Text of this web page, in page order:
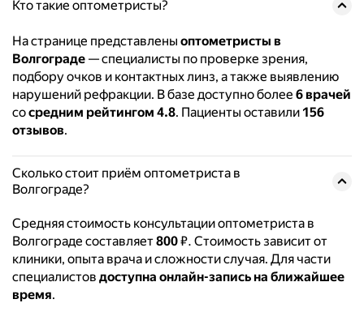
Кто такие оптометристы?
На странице представлены оптометристы в
Волгограде — специалисты по проверке зрения,
подбору очков и контактных линз, а также выявлению
нарушений рефракции. В базе доступно более 6 врачей
сосредним рейтингом 4.8. Пациенты оставили 156
отзывов.
Сколько стоит приём оптометриста в
Волгограде?
Средняя стоимость консультации оптометриста в
Волгограде составляет800₽. Стоимость зависит от
клиники, опыта врача и сложности случая. Для части
специалистов доступна онлайн-запись на ближайшее
время.